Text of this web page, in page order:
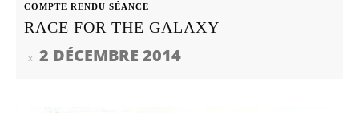
COMPTE RENDU SÉANCE
RACE FOR THE GALAXY
2 DÉCEMBRE 2014